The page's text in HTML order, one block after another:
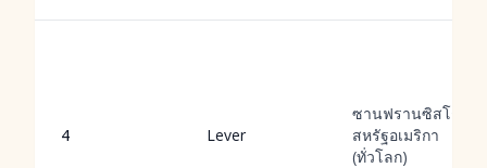
4 Lever
ซานฟรานซิสโก,
สหรัฐอเมริกา
(ทั่วโลก)